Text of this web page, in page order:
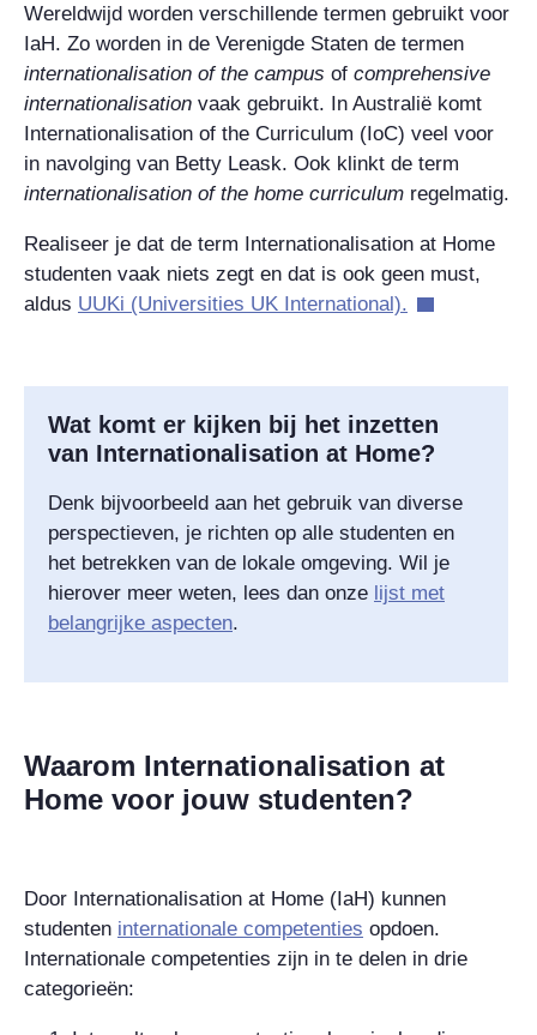
Wereldwijd worden verschillende termen gebruikt voor
IaH. Zo worden in de Verenigde Staten de termen
internationalisation of the campus of comprehensive
internationalisation vaak gebruikt. In Australië komt
Internationalisation of the Curriculum (IoC) veel voor
in navolging van Betty Leask. Ook klinkt de term
internationalisation of the home curriculum regelmatig.
Realiseer je dat de term Internationalisation at Home
studenten vaak niets zegt en dat is ook geen must,
aldus UUKi (Universities UK International).
Wat komt er kijken bij het inzetten
van Internationalisation at Home?
Denk bijvoorbeeld aan het gebruik van diverse
perspectieven, je richten op alle studenten en
het betrekken van de lokale omgeving. Wil je
hierover meer weten, lees dan onze lijst met
belangrijke aspecten.
Waarom Internationalisation at
Home voor jouw studenten?
Door Internationalisation at Home (IaH) kunnen
studenten internationale competenties opdoen.
Internationale competenties zijn in te delen in drie
categorieën: